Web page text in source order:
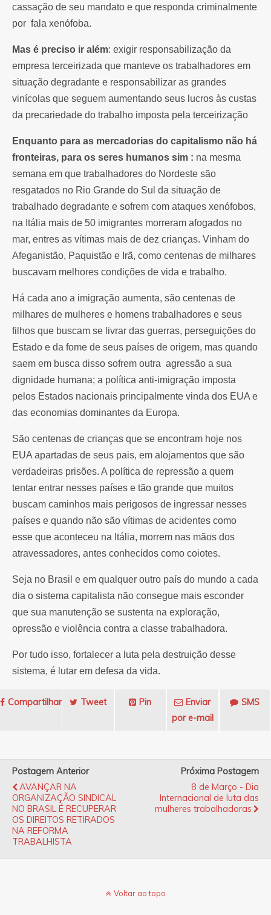
cassação de seu mandato e que responda criminalmente
por fala xenófoba.
Mas é preciso ir além: exigir responsabilização da
empresa terceirizada que manteve os trabalhadores em
situação degradante e responsabilizar as grandes
vinícolas que seguem aumentando seus lucros às custas
da precariedade do trabalho imposta pela terceirização
Enquanto para as mercadorias do capitalismo não há
fronteiras, para os seres humanos sim : na mesma
semana em que trabalhadores do Nordeste são
resgatados no Rio Grande do Sul da situação de
trabalhado degradante e sofrem com ataques xenófobos,
na Itália mais de 50 imigrantes morreram afogados no
mar, entres as vítimas mais de dez crianças. Vinham do
Afeganistão, Paquistão e Irã, como centenas de milhares
buscavam melhores condições de vida e trabalho.
Há cada ano a imigração aumenta, são centenas de
milhares de mulheres e homens trabalhadores e seus
filhos que buscam se livrar das guerras, perseguições do
Estado e da fome de seus países de origem, mas quando
saem em busca disso sofrem outra agressão a sua
dignidade humana; a política anti-imigração imposta
pelos Estados nacionais principalmente vinda dos EUA e
das economias dominantes da Europa.
São centenas de crianças que se encontram hoje nos
EUA apartadas de seus pais, em alojamentos que são
verdadeiras prisões. A política de repressão a quem
tentar entrar nesses países e tão grande que muitos
buscam caminhos mais perigosos de ingressar nesses
países e quando não são vítimas de acidentes como
esse que aconteceu na Itália, morrem nas mãos dos
atravessadores, antes conhecidos como coiotes.
Seja no Brasil e em qualquer outro país do mundo a cada
dia o sistema capitalista não consegue mais esconder
que sua manutenção se sustenta na exploração,
opressão e violência contra a classe trabalhadora.
Por tudo isso, fortalecer a luta pela destruição desse
sistema, é lutar em defesa da vida.
Compartilhar Tweet Pin
Enviar
por e-mail
SMS
Postagem Anterior
AVANÇAR NA
ORGANIZAÇÃO SINDICAL
NO BRASIL É RECUPERAR
OS DIREITOS RETIRADOS
NA REFORMA
TRABALHISTA
Próxima Postagem
8 de Março - Dia
Internacional de luta das
mulheres trabalhadoras
Voltar ao topo